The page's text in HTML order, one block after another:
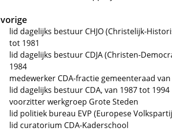
vorige
lid dagelijks bestuur CHJO (Christelijk-
tot 1981
lid dagelijks bestuur CDJA (Christen-
1984
medewerker CDA-fractie gemeenteraad
lid dagelijks bestuur CDA, van 1987 tot 1994
voorzitter werkgroep Grote Steden
lid politiek bureau EVP (Europese
lid curatorium CDA-Kaderschool